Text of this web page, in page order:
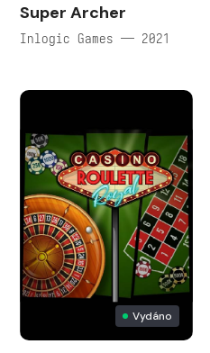
Super Archer
Inlogic Games — 2021
Vydáno